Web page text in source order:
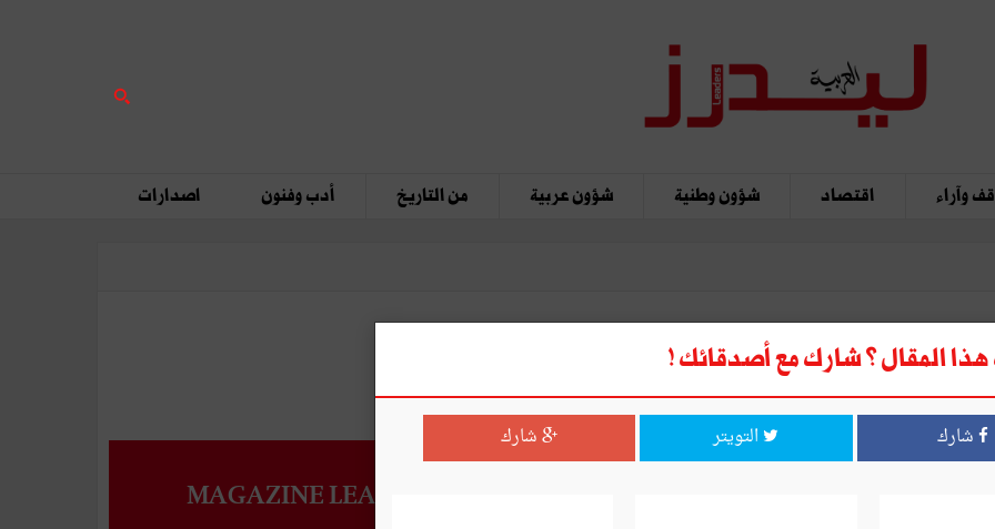
وآراء اقتصاد شؤون وطنية شؤون عربية من التاريخ أدب وفنون اصدارات
MAGAZINE LEADERS
المقال ؟ شارك مع أصدقائك !
شارك التويتر شارك